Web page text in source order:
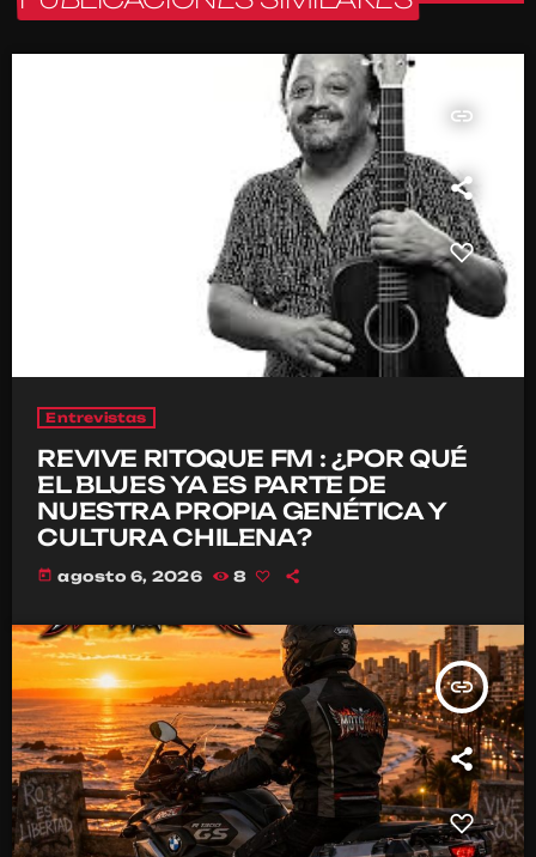
insert_link
Entrevistas
REVIVE RITOQUE FM : ¿POR QUÉ
EL BLUES YA ES PARTE DE
NUESTRA PROPIA GENÉTICA Y
CULTURA CHILENA?
today agosto 6, 2026 8
insert_link